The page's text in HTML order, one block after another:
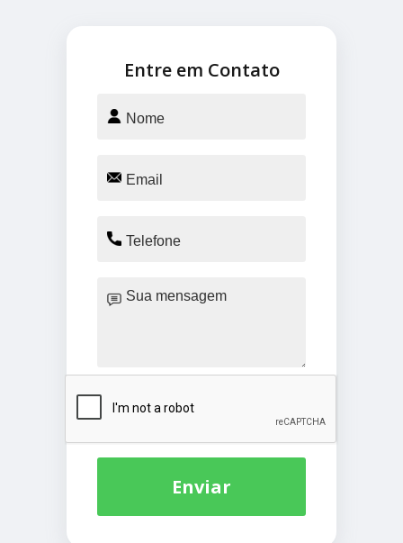
Entre em Contato
Enviar